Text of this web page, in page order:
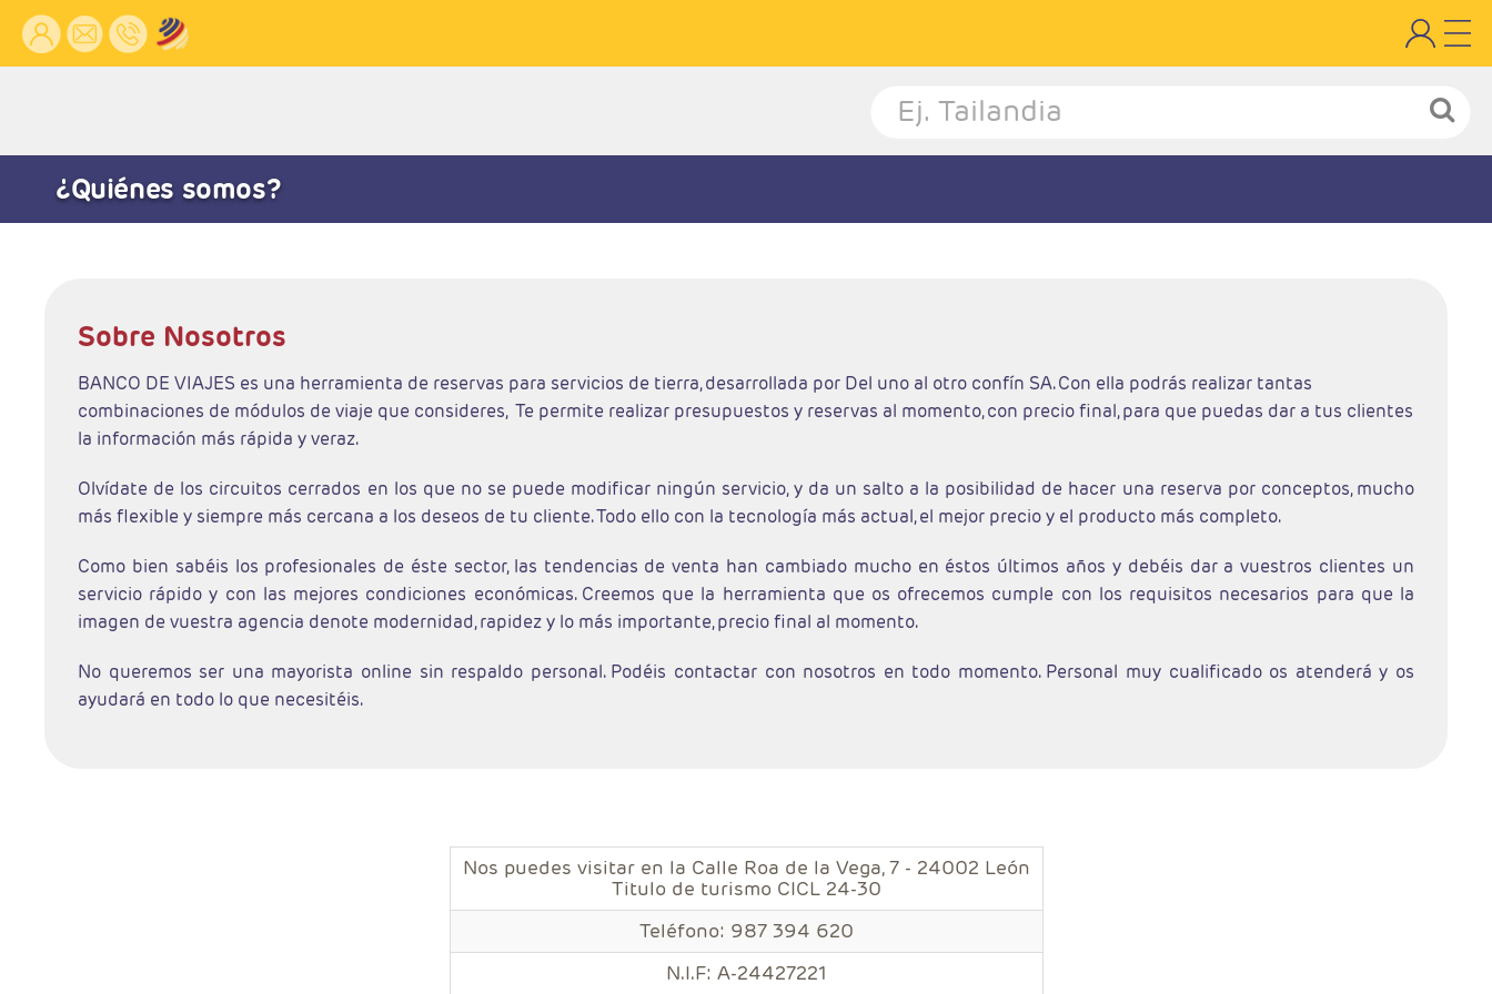
¿Quiénes somos?
Sobre Nosotros
BANCO DE VIAJES es una herramienta de reservas para servicios de tierra, desarrollada por Del uno al otro confín SA. Con ella podrás realizar tantas
combinaciones de módulos de viaje que consideres, Te permite realizar presupuestos y reservas al momento, con precio final, para que puedas dar a tus clientes
la información más rápida y veraz.
Olvídate de los circuitos cerrados en los que no se puede modificar ningún servicio, y da un salto a la posibilidad de hacer una reserva por conceptos, mucho
más flexible y siempre más cercana a los deseos de tu cliente. Todo ello con la tecnología más actual, el mejor precio y el producto más completo.
Como bien sabéis los profesionales de éste sector, las tendencias de venta han cambiado mucho en éstos últimos años y debéis dar a vuestros clientes un
servicio rápido y con las mejores condiciones económicas. Creemos que la herramienta que os ofrecemos cumple con los requisitos necesarios para que la
imagen de vuestra agencia denote modernidad, rapidez y lo más importante, precio final al momento.
No queremos ser una mayorista online sin respaldo personal. Podéis contactar con nosotros en todo momento. Personal muy cualificado os atenderá y os
ayudará en todo lo que necesitéis.
Nos puedes visitar en la Calle Roa de la Vega, 7 - 24002 León
Titulo de turismo CICL 24-30
Teléfono: 987 394 620
N.I.F: A-24427221